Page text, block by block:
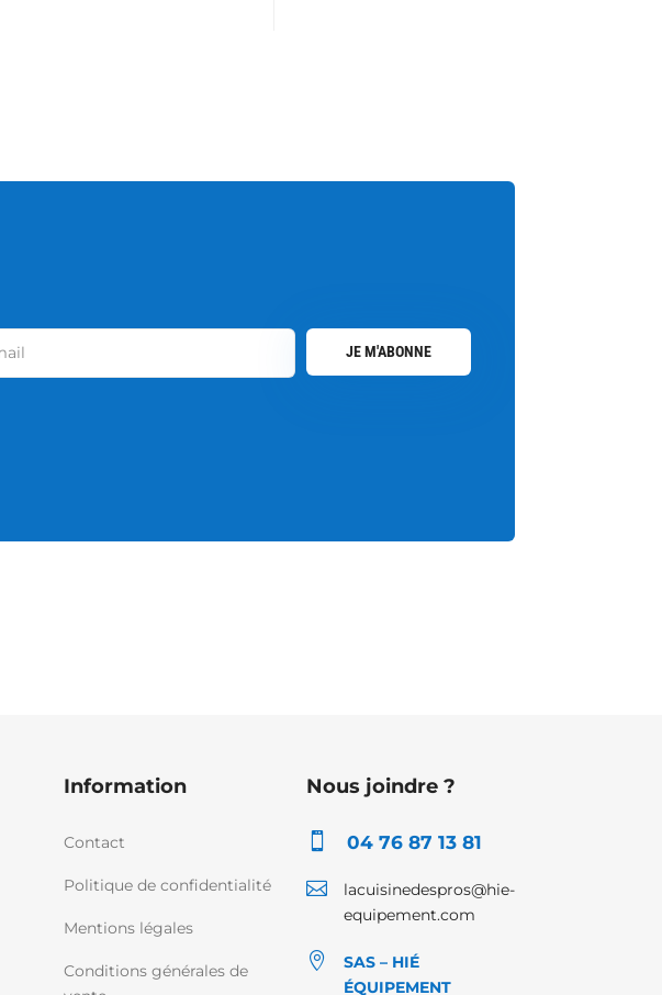
JE M'ABONNE
Information
Contact
Politique de confidentialité
Mentions légales
Conditions générales de
Nous joindre ?
 04 76 87 13 81

lacuisinedespros@hie-
equipement.com

SAS – HIÉ
ÉQUIPEMENT